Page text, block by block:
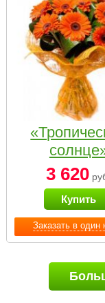
Заказать в один
3 620
Купить